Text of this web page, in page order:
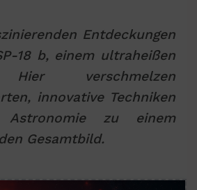
Entdeckungen
18 b, einem ultraheißen
Hier verschmelzen
innovative Techniken
zu einem
Gesamtbild.